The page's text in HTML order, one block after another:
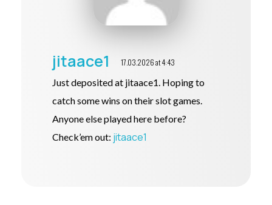
jitaace1 17.03.2026 at 4:43
Just deposited at jitaace1. Hoping to
catch some wins on their slot games.
Anyone else played here before?
Check’em out: jitaace1